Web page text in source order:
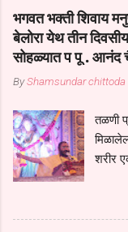
सुंदर निरूपण केले सध्य
धर्ममंडपात बसलेली लोक ही
जिवंत आहोत या
आधार आपल्याला घ्यावाच
आधार आहे सध्य स्थितीत
सगळ्याना करून दीली आहे
मोठा आधार असते परतू
भगवत भक्ती शिवाय
बेलोरा येथ तीन
सोहळ्यात प पू . आनंद
ByShamsundar chittoda
तळणी
शरीर
संचय